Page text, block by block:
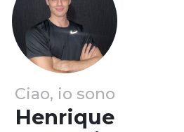
Ciao, io sono
Henrique